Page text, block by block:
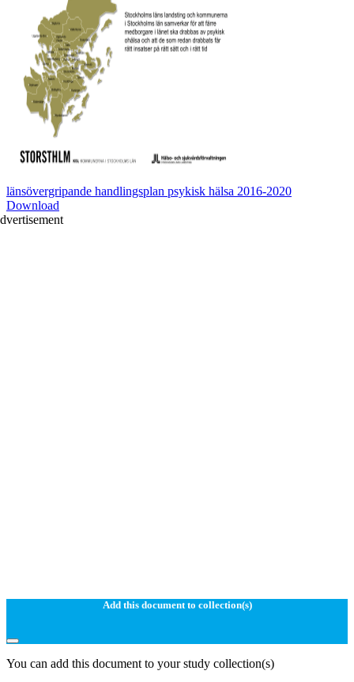
länsövergripande handlingsplan psykisk hälsa 2016-2020
Download
Add this document to collection(s)
You can add this document to your study collection(s)